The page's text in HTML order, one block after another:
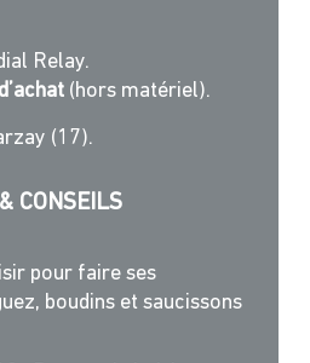
Relay.
(hors matériel).
(17).
CONSEILS
pour faire ses
boudins et saucissons